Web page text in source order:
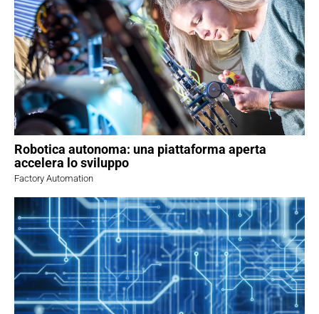
Robotica autonoma: una piattaforma aperta
accelera lo sviluppo
Factory Automation